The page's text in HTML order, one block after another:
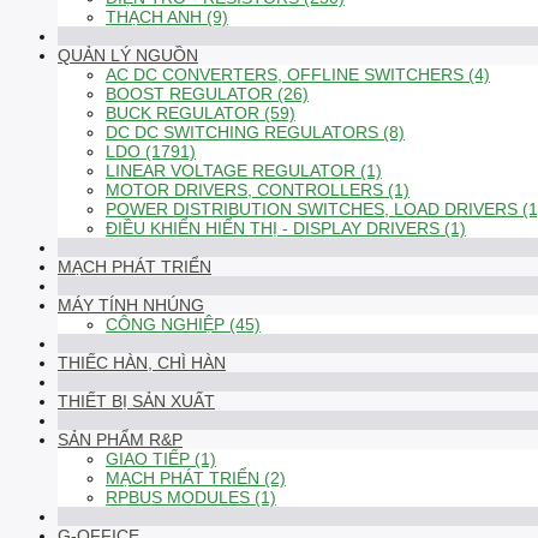
THẠCH ANH (9)
QUẢN LÝ NGUỒN
AC DC CONVERTERS, OFFLINE SWITCHERS (4)
BOOST REGULATOR (26)
BUCK REGULATOR (59)
DC DC SWITCHING REGULATORS (8)
LDO (1791)
LINEAR VOLTAGE REGULATOR (1)
MOTOR DRIVERS, CONTROLLERS (1)
POWER DISTRIBUTION SWITCHES, LOAD DRIVERS
ĐIỀU KHIỂN HIỂN THỊ - DISPLAY DRIVERS (1)
MẠCH PHÁT TRIỂN
MÁY TÍNH NHÚNG
CÔNG NGHIỆP (45)
THIẾC HÀN, CHÌ HÀN
THIẾT BỊ SẢN XUẤT
SẢN PHẨM R&P
GIAO TIẾP (1)
MẠCH PHÁT TRIỂN (2)
RPBUS MODULES (1)